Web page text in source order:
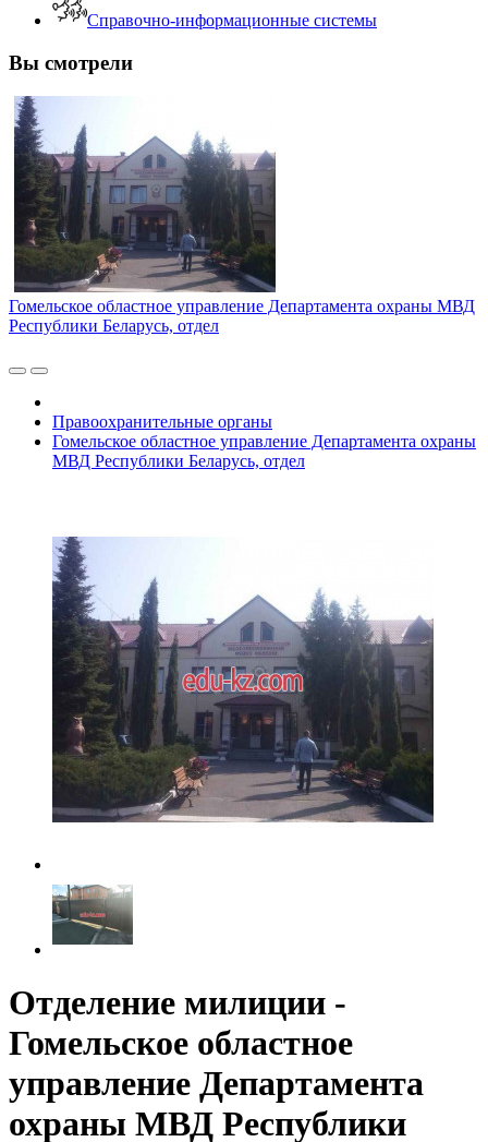
Справочно-информационные системы
Вы смотрели
Гомельское областное управление Департамента охраны МВД
Республики Беларусь, отдел
Правоохранительные органы
Гомельское областное управление Департамента охраны
МВД Республики Беларусь, отдел
Отделение милиции -
Гомельское областное
управление Департамента
охраны МВД Республики